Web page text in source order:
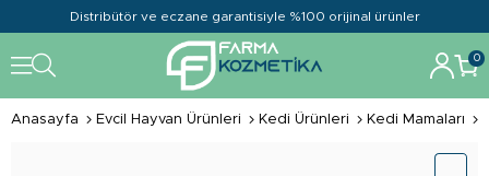
Distribütör ve eczane garantisiyle %100 orijinal ürünler
0
Anasayfa Evcil Hayvan Ürünleri Kedi Ürünleri Kedi Mamaları